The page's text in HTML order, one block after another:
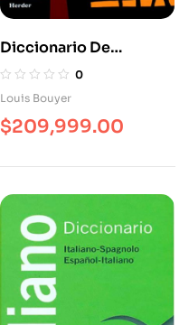
Diccionario De
Teología 6A. Edición
0
Louis Bouyer
$209,999.00